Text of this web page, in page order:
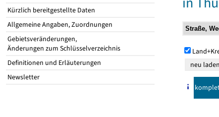
Kürzlich bereitgestellte Daten
Allgemeine Angaben, Zuordnungen
Gebietsveränderungen,
Änderungen zum Schlüsselverzeichnis
Definitionen und Erläuterungen
Newsletter